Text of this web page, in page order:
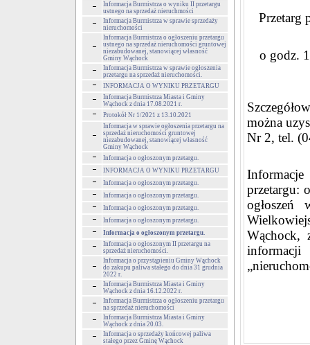
Informacja Burmistrza o wyniku II przetargu
ustnego na sprzedaż nieruchmości
Informacja Burmistrza w sprawie sprzedaży
nieruchomości
Informacja Burmistrza o ogłoszeniu przetargu
ustnego na sprzedaż nieruchomości gruntowej
niezabudowanej, stanowiącej własność
Gminy Wąchock
Informacja Burmistrza w sprawie ogłoszenia
przetargu na sprzedaż nieruchomości.
INFORMACJA O WYNIKU PRZETARGU
Informacja Burmistrza Miasta i Gminy
Wąchock z dnia 17.08.2021 r.
Protokół Nr 1/2021 z 13.10.2021
Informacja w sprawie ogłoszenia przetargu na
sprzedaż nieruchomości gruntowej
niezabudowanej, stanowiącej własność
Gminy Wąchock
Informacja o ogłoszonym przetargu.
INFORMACJA O WYNIKU PRZETARGU
Informacja o ogłoszonym przetargu.
Informacja o ogłoszonym przetargu.
Informacja o ogłoszonym przetargu.
Informacja o ogłoszonym przetargu.
Informacja o ogłoszonym przetargu.
Informacja o ogłoszonym II przetargu na
sprzedaż nieruchomości.
Informacja o przystąpieniu Gminy Wąchock
do zakupu paliwa stałego do dnia 31 grudnia
2022 r.
Informacja Burmistrza Miasta i Gminy
Wąchock z dnia 16.12.2022 r.
Informacja Burmistrza o ogłoszeniu przetargu
na sprzedaż nieruchomości
Informacja Burmistrza Miasta i Gminy
Wąchock z dnia 20.03.
Informacja o sprzedaży końcowej paliwa
stałego przez Gminę Wąchock
Przetarg
o godz.
można
Nr 2, tel.
przetargu:
Wąchock,